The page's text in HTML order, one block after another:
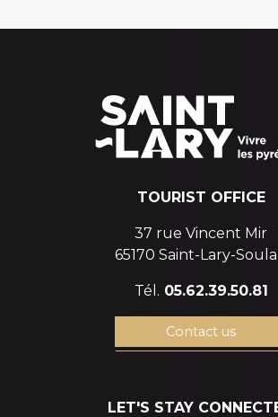
TOURIST OFFICE
37 rue Vincent Mir
65170 Saint-Lary-
Tél. 05.62.39.50.81
Contact us
LET'S STAY